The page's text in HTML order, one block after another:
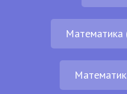
Математика